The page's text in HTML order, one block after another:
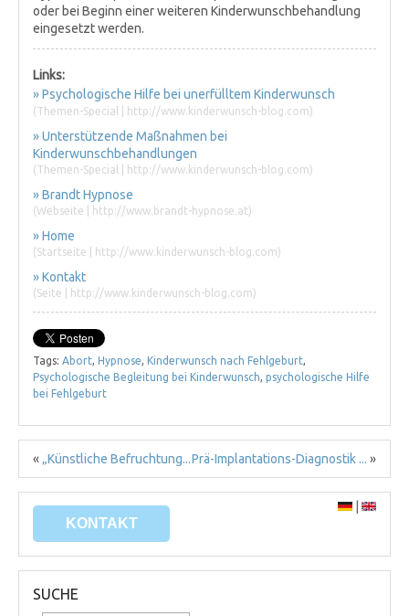
oder bei Beginn einer weiteren Kinderwunschbehandlung
eingesetzt werden.
Links:
» Psychologische Hilfe bei unerfülltem Kinderwunsch
(Themen-Special | http://www.kinderwunsch-blog.com)
» Unterstützende Maßnahmen bei
Kinderwunschbehandlungen
(Themen-Special | http://www.kinderwunsch-blog.com)
» Brandt Hypnose
(Webseite | http://www.brandt-hypnose.at)
» Home
(Startseite | http://www.kinderwunsch-blog.com)
» Kontakt
(Seite | http://www.kinderwunsch-blog.com)
Tags: Abort, Hypnose, Kinderwunsch nach Fehlgeburt,
Psychologische Begleitung bei Kinderwunsch, psychologische Hilfe
bei Fehlgeburt
« „Künstliche Befruchtung...Prä-Implantations-Diagnostik ... »
KONTAKT
SUCHE